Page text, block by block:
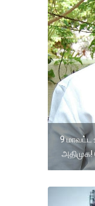
9 மாவட்ட
அதிமுக!